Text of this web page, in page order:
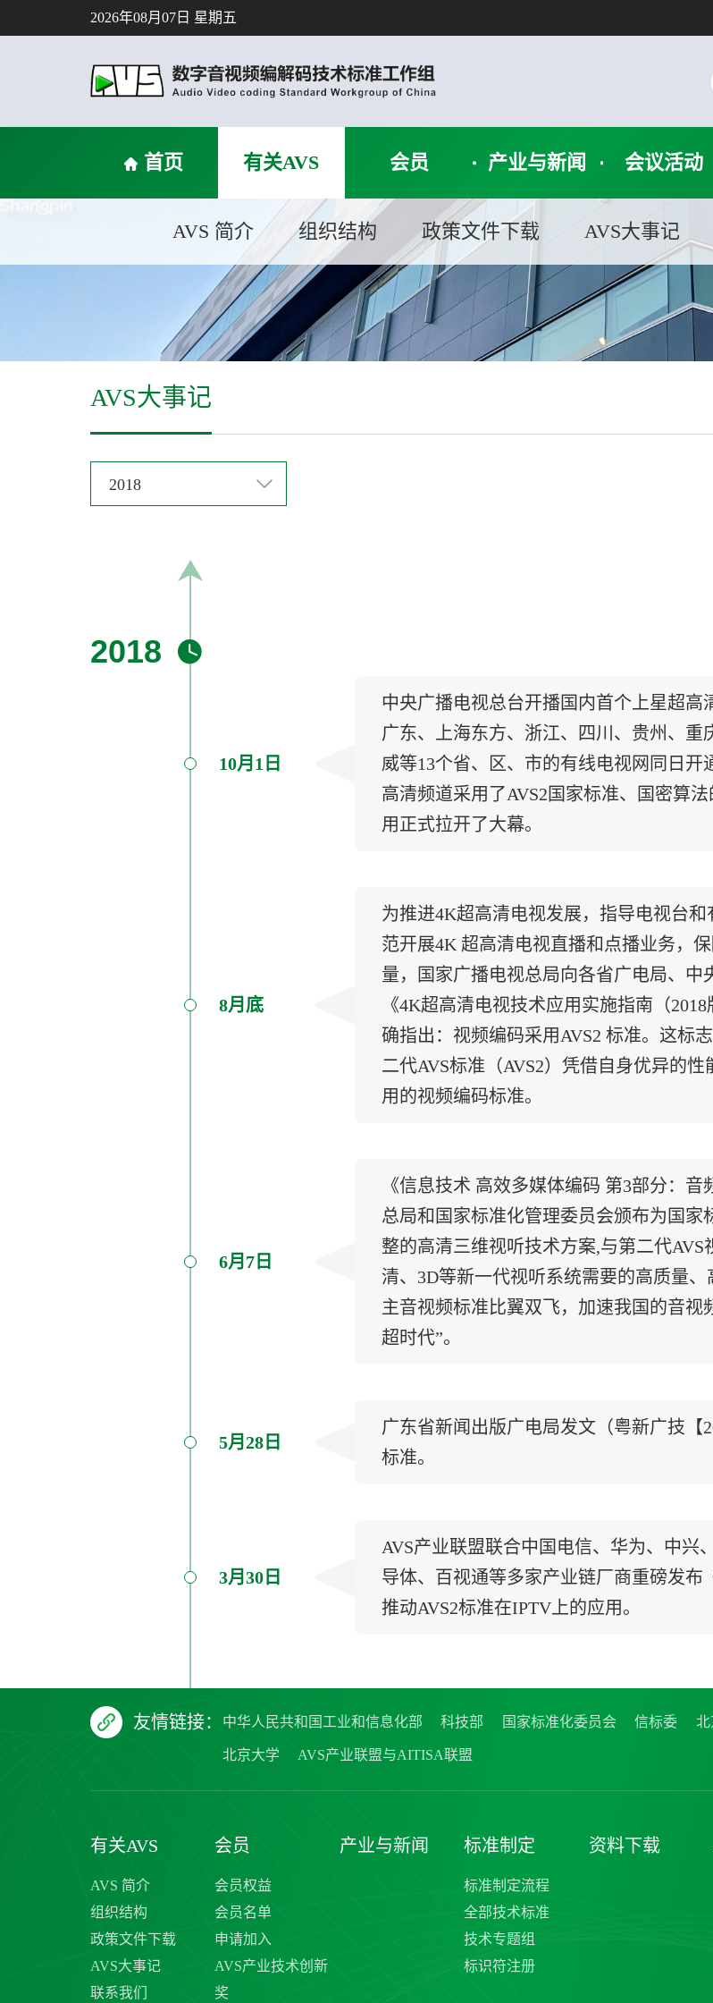
2026年08月07日 星期五
首页 有关AVS
AVS 简介 组织结构 政策文件下载 AVS大事记
会员 产业与新闻 会议活动
AVS大事记
2018
2018
10月1日
中央广播电视总台开播国内首个上星超高
广东、上海东方、浙江、四川、贵州、
威等13个省、区、市的有线电视网同日
高清频道采用了AVS2国家标准、国密算
用正式拉开了大幕。
8月底
为推进4K超高清电视发展，指导电视台
范开展4K 超高清电视直播和点播业务，
量，国家广播电视总局向各省广电局、
《4K超高清电视技术应用实施指南（
确指出：视频编码采用AVS2 标准。这标
二代AVS标准（AVS2）凭借自身优异的
用的视频编码标准。
6月7日
《信息技术 高效多媒体编码 第3部分：
总局和国家标准化管理委员会颁布为国家
整的高清三维视听技术方案,与第二代
清、3D等新一代视听系统需要的高质量
主音视频标准比翼双飞，加速我国的音视
超时代”。
5月28日
广东省新闻出版广电局发文（粤新广技【
标准。
3月30日
AVS产业联盟联合中国电信、华为、中
导体、百视通等多家产业链厂商重磅发布
推动AVS2标准在IPTV上的应用。
友情链接： 中华人民共和国工业和信息化部 科技部 国家标准化委员会 信标委 北
北京大学 AVS产业联盟与AITISA联盟
有关AVS
AVS 简介
组织结构
政策文件下载
AVS大事记
联系我们
会员
会员权益
会员名单
申请加入
AVS产业技术创新
奖
产业与新闻 标准制定
标准制定流程
全部技术标准
技术专题组
标识符注册
资料下载